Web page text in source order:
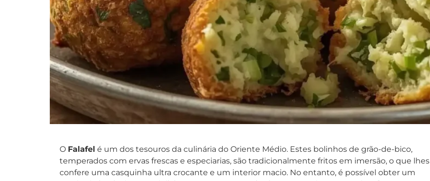
O Falafel é um dos tesouros da culinária do Oriente Médio. Estes bolinhos de grão-de-bico,
temperados com ervas frescas e especiarias, são tradicionalmente fritos em imersão, o que lhes
confere uma casquinha ultra crocante e um interior macio. No entanto, é possível obter um